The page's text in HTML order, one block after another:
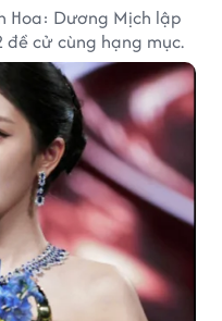
Hoa: Dương Mịch lập
đề cử cùng hạng mục.